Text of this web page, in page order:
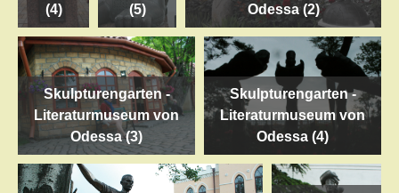
(4)
(5)
Odessa (2)
Skulpturengarten -
Literaturmuseum von
Odessa (3)
Skulpturengarten -
Literaturmuseum von
Odessa (4)